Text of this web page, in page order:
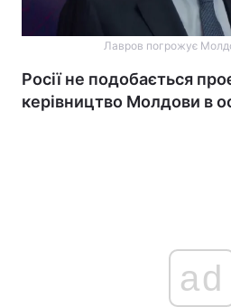
Лавров погрожує
Росії не подобається
керівництво Молдови в
ad